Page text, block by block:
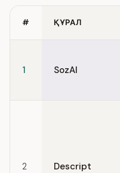
# ҚҰРАЛ
1 SozAI
2 Descript